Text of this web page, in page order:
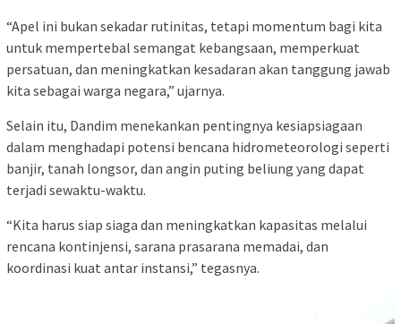
“Apel ini bukan sekadar rutinitas, tetapi momentum bagi kita
untuk mempertebal semangat kebangsaan, memperkuat
persatuan, dan meningkatkan kesadaran akan tanggung jawab
kita sebagai warga negara,” ujarnya.
Selain itu, Dandim menekankan pentingnya kesiapsiagaan
dalam menghadapi potensi bencana hidrometeorologi seperti
banjir, tanah longsor, dan angin puting beliung yang dapat
terjadi sewaktu-waktu.
“Kita harus siap siaga dan meningkatkan kapasitas melalui
rencana kontinjensi, sarana prasarana memadai, dan
koordinasi kuat antar instansi,” tegasnya.